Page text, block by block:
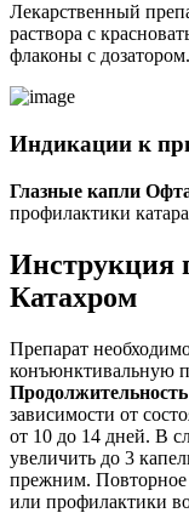
Лекарственный
раствора с
флаконы с дозатором.
Индикации к
Глазные капли
профилактики
Инструкция
Катахром
Препарат
конъюнктивальную
зависимости от
от 10 до 14 дней. В
увеличить до 3
прежним. Повторное
или профилактики